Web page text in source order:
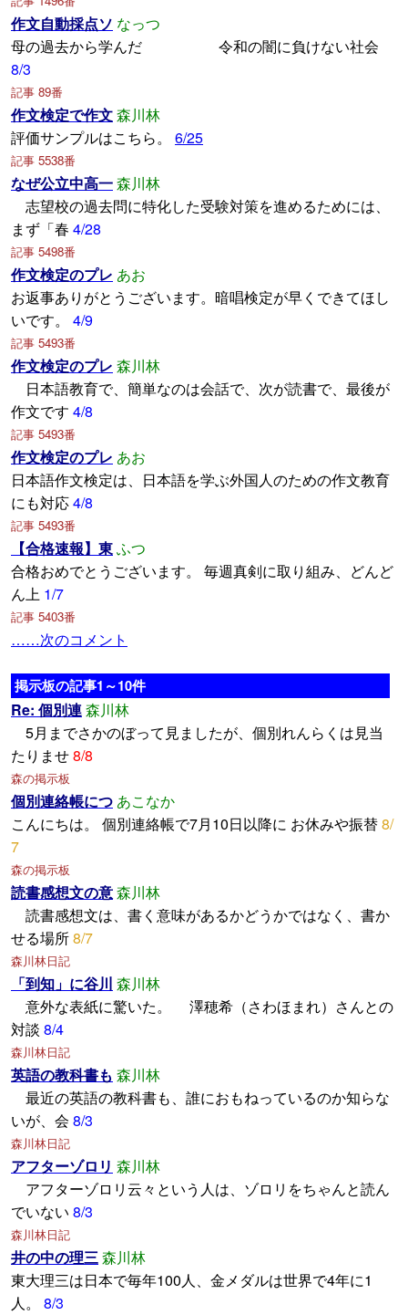
作文自動採点ソ なっつ
母の過去から学んだ 令和の闇に負けない社会
8/3
記事 89番
作文検定で作文森川林
評価サンプルはこちら。 6/25
記事 5538番
なぜ公立中高一森川林
志望校の過去問に特化した受験対策を進めるためには、
まず「春 4/28
記事 5498番
作文検定のプレ あお
お返事ありがとうございます。暗唱検定が早くできてほし
いです。
4/9
記事 5493番
作文検定のプレ 森川林
日本語教育で、簡単なのは会話で、次が読書で、最後が
作文です 4/8
記事 5493番
作文検定のプレ あお
日本語作文検定は、日本語を学ぶ外国人のための作文教育
にも対応4/8
記事 5493番
【合格速報】東ふつ
合格おめでとうございます。 毎週真剣に取り組み、どんど
ん上 1/7
記事 5403番
……次のコメント
掲示板の記事1～10件
Re: 個別連森川林
5月までさかのぼって見ましたが、個別れんらくは見当
たりませ8/8
森の掲示板
個別連絡帳につ あこなか
こんにちは。 個別連絡帳で7月10日以降に お休みや振替8/
7
森の掲示板
読書感想文の意森川林
読書感想文は、書く意味があるかどうかではなく、書か
せる場所8/7
森川林日記
「到知」に谷川 森川林
意外な表紙に驚いた。 澤穂希（さわほまれ）さんとの
対談 8/4
森川林日記
英語の教科書も 森川林
最近の英語の教科書も、誰におもねっているのか知らな
いが、会 8/3
森川林日記
アフターゾロリ 森川林
アフターゾロリ云々という人は、ゾロリをちゃんと読ん
でいない 8/3
森川林日記
井の中の理三森川林
東大理三は日本で毎年100人、金メダルは世界で4年に1
人。 8/3